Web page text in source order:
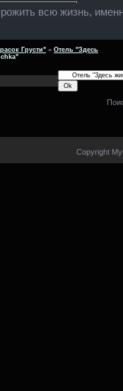
всю жизнь,
Грусти" » Отель "Здесь
Copyright